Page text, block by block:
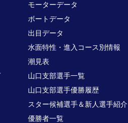
モーターデータ
ボートデータ
出目データ
水面特性・進入コース別情報
潮見表
山口支部選手一覧
山口支部選手優勝履歴
スター候補選手＆新人選手紹介
優勝者一覧